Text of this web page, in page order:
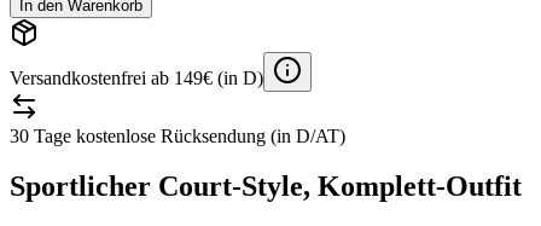
In den Warenkorb
Versandkostenfrei ab 149€ (in D)
30 Tage kostenlose Rücksendung (in D/AT)
Sportlicher Court-Style, Komplett-Outfit